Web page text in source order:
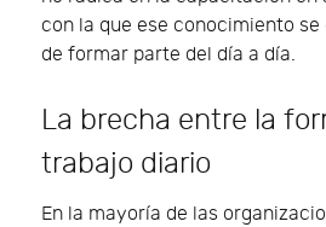
con la que ese conocimiento
de formar parte del día a día.
La brecha entre la
trabajo diario
En la mayoría de las